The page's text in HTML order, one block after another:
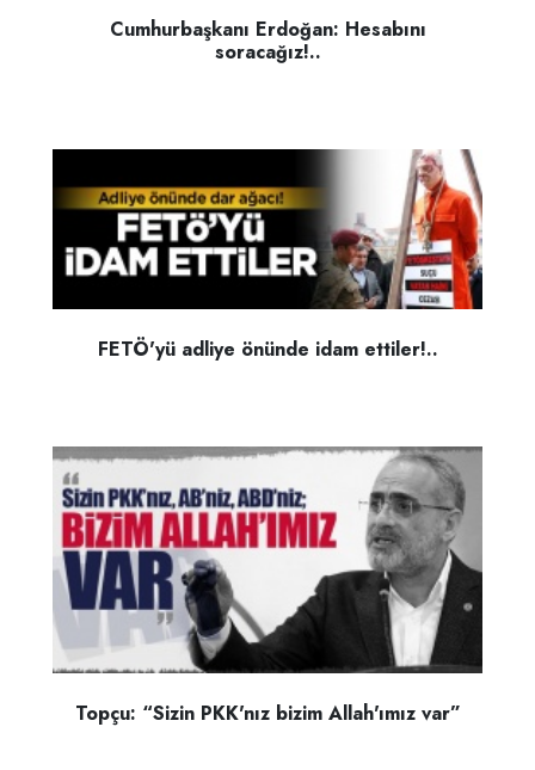
Cumhurbaşkanı Erdoğan: Hesabını
soracağız!..
FETÖ'yü adliye önünde idam ettiler!..
Topçu: “Sizin PKK'nız bizim Allah'ımız var”